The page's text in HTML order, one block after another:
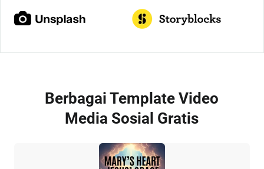
Berbagai Template Video
Media Sosial Gratis